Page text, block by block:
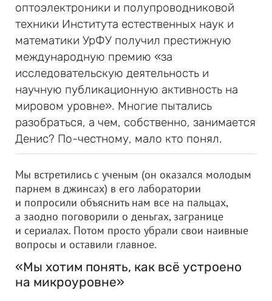
оптоэлектроники и полупроводниковой
техники Института естественных наук и
математики УрФУ получил престижную
международную премию «за
исследовательскую деятельность и
научную публикационную активность на
мировом уровне». Многие пытались
разобраться, а чем, собственно, занимается
Денис? По-честному, мало кто понял.
Мы встретились с ученым (он оказался молодым
парнем в джинсах) в его лаборатории
и попросили объяснить нам все на пальцах,
а заодно поговорили о деньгах, загранице
и сериалах. Потом просто убрали свои наивные
вопросы и оставили главное.
«Мы хотим понять, как всё устроено
на микроуровне»